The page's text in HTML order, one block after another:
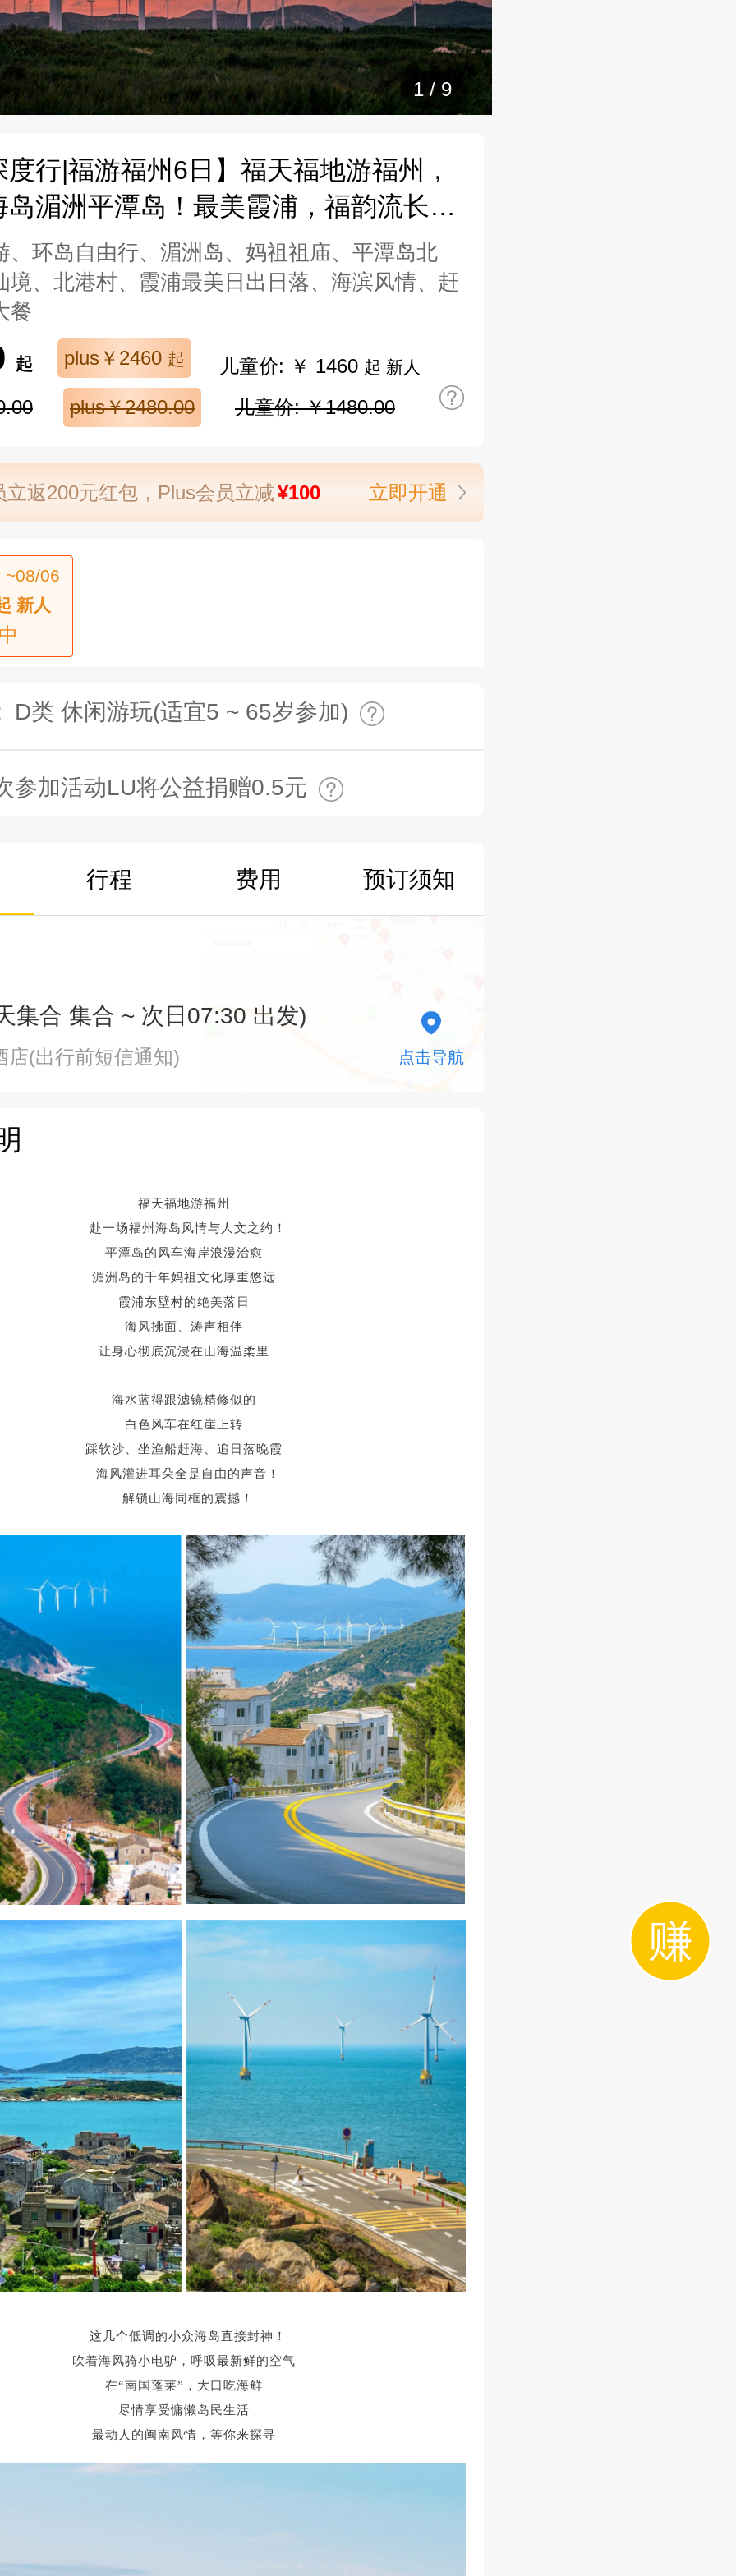
1 / 9
行|福游福州6日】福天福地游福州，
岛湄洲平潭岛！最美霞浦，福韵流长之
、环岛自由行、湄洲岛、妈祖祖庙、平潭岛北
境、北港村、霞浦最美日出日落、海滨风情、赶
餐
起 plus￥2460 起 儿童价: ￥ 1460 起 新人
plus￥2480.00 儿童价: ￥1480.00
立返200元红包，Plus会员立减¥100 立即开通
~08/06
新人
D类 休闲游玩(适宜5 ~ 65岁参加)
参加活动LU将公益捐赠0.5元
行程 费用 预订须知
集合 集合 ~ 次日07:30 出发)
店(出行前短信通知) 点击导航
福天福地游福州
赴一场福州海岛风情与人文之约！
平潭岛的风车海岸浪漫治愈
湄洲岛的千年妈祖文化厚重悠远
霞浦东壁村的绝美落日
海风拂面、涛声相伴
让身心彻底沉浸在山海温柔里
海水蓝得跟滤镜精修似的
白色风车在红崖上转
踩软沙、坐渔船赶海、追日落晚霞
海风灌进耳朵全是自由的声音！
解锁山海同框的震撼！
这几个低调的小众海岛直接封神！
吹着海风骑小电驴，呼吸最新鲜的空气
在“南国蓬莱”， 大口吃海鲜
尽情享受慵懒岛民生活
最动人的闽南风情，等你来探寻